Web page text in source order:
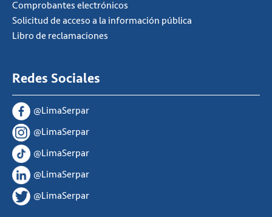
Comprobantes electrónicos
Solicitud de acceso a la información pública
Libro de reclamaciones
Redes Sociales
@LimaSerpar
@LimaSerpar
@LimaSerpar
@LimaSerpar
@LimaSerpar